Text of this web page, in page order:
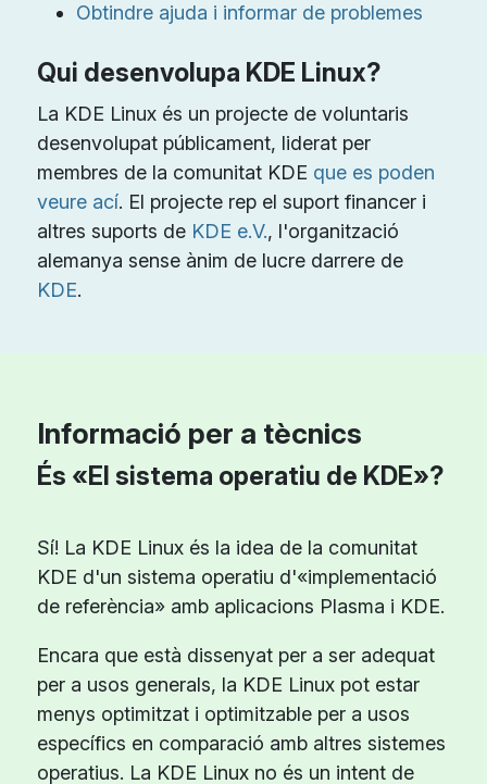
Obtindre ajuda i informar de problemes
Qui desenvolupa KDE Linux?
La KDE Linux és un projecte de voluntaris
desenvolupat públicament, liderat per
membres de la comunitat KDE que es poden
veure ací. El projecte rep el suport financer i
altres suports de KDE e.V., l'organització
alemanya sense ànim de lucre darrere de
KDE.
Informació per a tècnics
És «El sistema operatiu de KDE»?
Sí! La KDE Linux és la idea de la comunitat
KDE d'un sistema operatiu d'«implementació
de referència» amb aplicacions Plasma i KDE.
Encara que està dissenyat per a ser adequat
per a usos generals, la KDE Linux pot estar
menys optimitzat i optimitzable per a usos
específics en comparació amb altres sistemes
operatius. La KDE Linux no és un intent de